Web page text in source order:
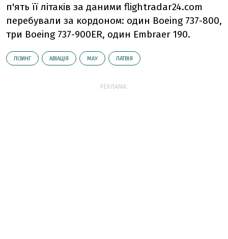
п'ять її літаків за даними flightradar24.com
перебували за кордоном: один Boeing 737-800,
три Boeing 737-900ER, один Embraer 190.
ЛІЗИНГ АВІАЦІЯ МАУ ЛАТВІЯ
РЕКЛАМА: